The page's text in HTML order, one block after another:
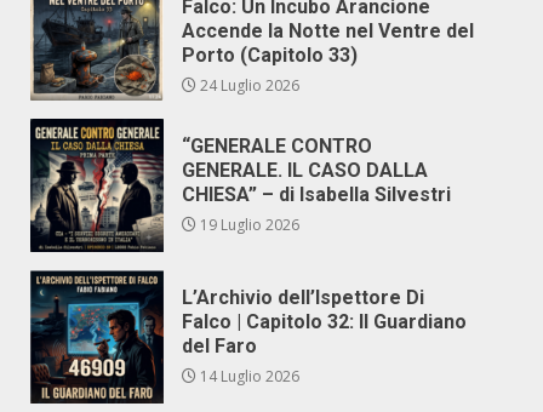
Falco: Un Incubo Arancione
Accende la Notte nel Ventre del
Porto (Capitolo 33)
24 Luglio 2026
“GENERALE CONTRO
GENERALE. IL CASO DALLA
CHIESA” – di Isabella Silvestri
19 Luglio 2026
L’Archivio dell’Ispettore Di
Falco | Capitolo 32: Il Guardiano
del Faro
14 Luglio 2026